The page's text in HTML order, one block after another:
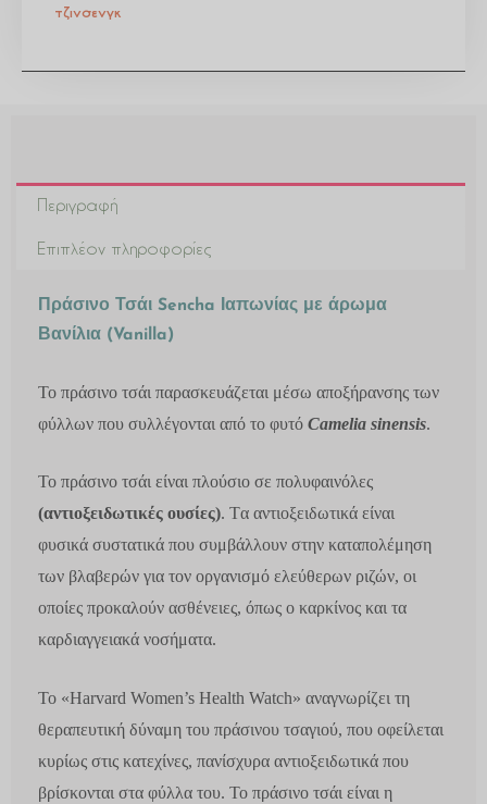
τζινσενγκ
Περιγραφή
Επιπλέον πληροφορίες
Πράσινο Τσάι Sencha Ιαπωνίας με άρωμα
Βανίλια (Vanilla)
Το πράσινο τσάι παρασκευάζεται μέσω αποξήρανσης των
φύλλων που συλλέγονται από το φυτό Camelia sinensis.
Το πράσινο τσάι είναι πλούσιο σε πολυφαινόλες
(αντιοξειδωτικές ουσίες). Tα αντιοξειδωτικά είναι
φυσικά συστατικά που συμβάλλουν στην καταπολέμηση
των βλαβερών για τον οργανισμό ελεύθερων ριζών, οι
οποίες προκαλούν ασθένειες, όπως ο καρκίνος και τα
καρδιαγγειακά νοσήματα.
Το «Harvard Women’s Health Watch» αναγνωρίζει τη
θεραπευτική δύναμη του πράσινου τσαγιού, που οφείλεται
κυρίως στις κατεχίνες, πανίσχυρα αντιοξειδωτικά που
βρίσκονται στα φύλλα του. Το πράσινο τσάι είναι η